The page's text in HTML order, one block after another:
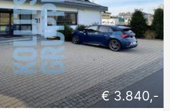
€ 3.840,-